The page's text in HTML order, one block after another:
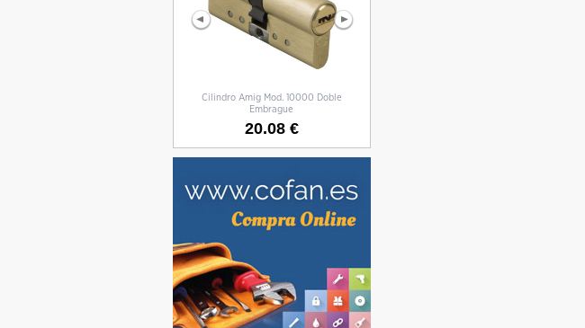
Cilindro Amig Mod. 10000 Doble
Embrague
20.08 €